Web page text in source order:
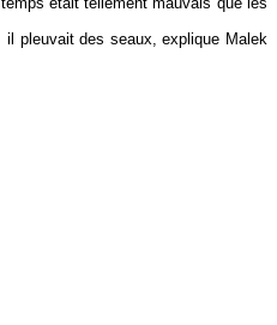
il pleuvait des seaux, explique Malek